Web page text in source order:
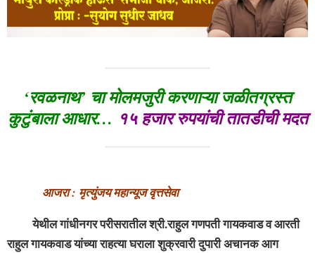
‘रवळनाथ’ चा मोलमजुरी करणाऱ्या जळीतग्रस्त
कुटुंबाला आधार… १५ हजार रुपयांची तातडीची मदत
आजरा : मृत्युंजय महान्यूज वृत्तसेवा
येथील गांधीनगर परीसरातील श्री.राहुल गणपती गायकवाड व आरती
राहुल गायकवाड यांच्या राहत्या घराला शुक्रवारी दुपारी अचानक आग